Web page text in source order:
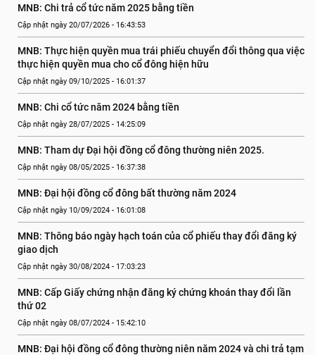
MNB: Chi trả cổ tức năm 2025 bằng tiền
Cập nhật ngày 20/07/2026 - 16:43:53
MNB: Thực hiện quyền mua trái phiếu chuyển đổi thông qua việc
thực hiện quyền mua cho cổ đông hiện hữu
Cập nhật ngày 09/10/2025 - 16:01:37
MNB: Chi cổ tức năm 2024 bằng tiền
Cập nhật ngày 28/07/2025 - 14:25:09
MNB: Tham dự Đại hội đồng cổ đông thường niên 2025.
Cập nhật ngày 08/05/2025 - 16:37:38
MNB: Đại hội đồng cổ đông bất thường năm 2024
Cập nhật ngày 10/09/2024 - 16:01:08
MNB: Thông báo ngày hạch toán của cổ phiếu thay đổi đăng ký
giao dịch
Cập nhật ngày 30/08/2024 - 17:03:23
MNB: Cấp Giấy chứng nhận đăng ký chứng khoán thay đổi lần
thứ 02
Cập nhật ngày 08/07/2024 - 15:42:10
MNB: Đại hội đồng cổ đông thường niên năm 2024 và chi trả tạm